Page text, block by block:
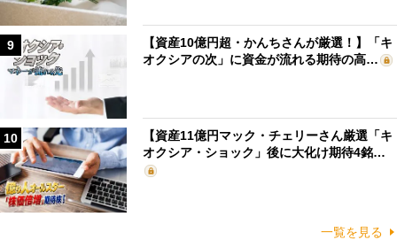
9
【資産10億円超・かんちさんが厳選！】「キ
オクシアの次」に資金が流れる期待の高…
10
【資産11億円マック・チェリーさん厳選「キ
オクシア・ショック」後に大化け期待4銘…
一覧を見る